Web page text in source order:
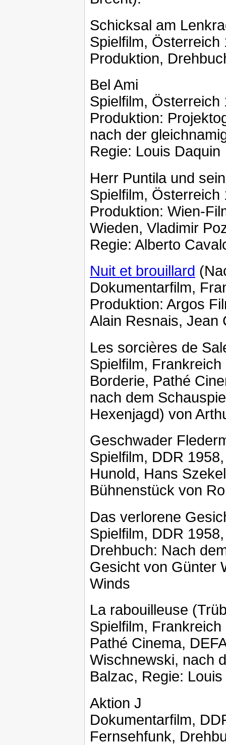
Schicksal am
Spielfilm,
Produktion,
Bel Ami
Spielfilm,
Produktion:
nach der
Regie: Louis Daquin
Herr Puntila und
Spielfilm,
Produktion: Wien-
Wieden, Vladimir
Regie: Alberto
Nuit et brouillard
Dokumentarfilm,
Produktion: Argos
Alain Resnais, Jean
Les sorcières de
Spielfilm,
Borderie, Pathé
nach dem
Hexenjagd) von
Geschwader
Spielfilm, DDR
Hunold, Hans
Bühnenstück von
Das verlorene
Spielfilm, DDR
Drehbuch: Nach
Gesicht von Günter
Winds
La rabouilleuse
Spielfilm,
Pathé Cinema,
Wischnewski, nach
Balzac, Regie:
Aktion J
Dokumentarfilm,
Fernsehfunk,